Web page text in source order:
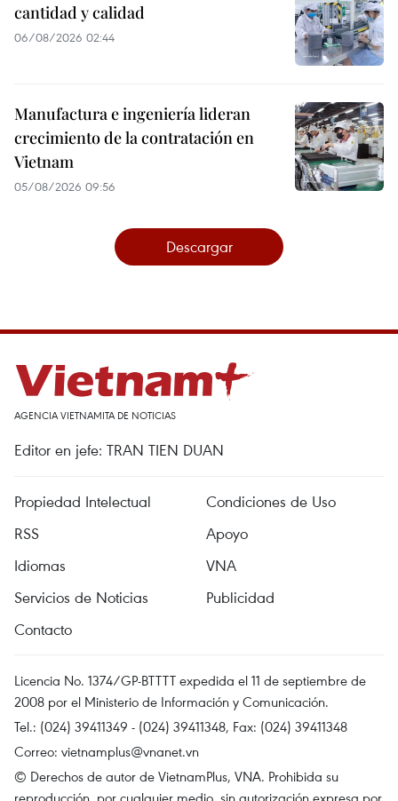
cantidad y calidad
06/08/2026 02:44
Manufactura e ingeniería lideran
crecimiento de la contratación en
Vietnam
05/08/2026 09:56
Descargar
AGENCIA VIETNAMITA DE NOTICIAS
Editor en jefe: TRAN TIEN DUAN
Propiedad Intelectual
Condiciones de Uso
RSS
Apoyo
Idiomas
VNA
Servicios de Noticias
Publicidad
Contacto
Licencia No. 1374/GP-BTTTT expedida el 11 de septiembre de
2008 por el Ministerio de Información y Comunicación.
Tel.: (024) 39411349 - (024) 39411348, Fax: (024) 39411348
Correo: vietnamplus@vnanet.vn
© Derechos de autor de VietnamPlus, VNA. Prohibida su
reproducción, por cualquier medio, sin autorización expresa por